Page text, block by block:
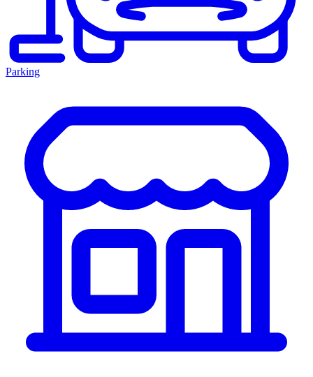
Parking